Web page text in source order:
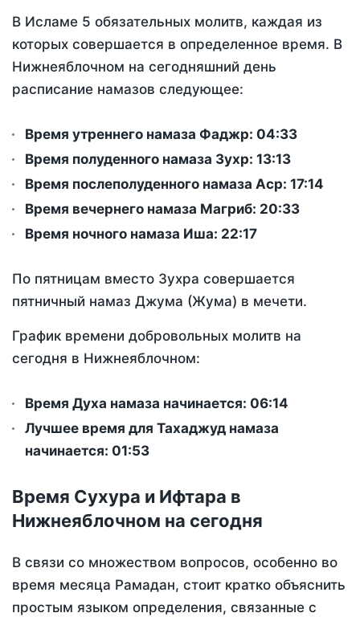
В Исламе 5 обязательных молитв, каждая из
которых совершается в определенное время. В
Нижнеяблочном на сегодняшний день
расписание намазов следующее:
Время утреннего намаза Фаджр: 04:33
Время полуденного намаза Зухр: 13:13
Время послеполуденного намаза Аср: 17:14
Время вечернего намаза Магриб: 20:33
Время ночного намаза Иша: 22:17
По пятницам вместо Зухра совершается
пятничный намаз Джума (Жума) в мечети.
График времени добровольных молитв на
сегодня в Нижнеяблочном:
Время Духа намаза начинается: 06:14
Лучшее время для Тахаджуд намаза
начинается: 01:53
Время Сухура и Ифтара в
Нижнеяблочном на сегодня
В связи со множеством вопросов, особенно во
время месяца Рамадан, стоит кратко объяснить
простым языком определения, связанные с